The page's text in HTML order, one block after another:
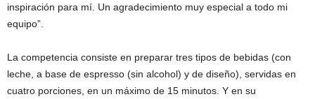
inspiración para mí. Un agradecimiento muy especial a todo mi
equipo”.
La competencia consiste en preparar tres tipos de bebidas (con
leche, a base de espresso (sin alcohol) y de diseño), servidas en
cuatro porciones, en un máximo de 15 minutos. Y en su